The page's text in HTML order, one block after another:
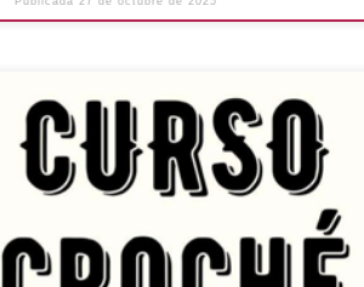
El Ayuntamiento de El Viso (Córdoba) ha recibido
una ayuda económica del Instituto Provincial de
Desarrollo Económico (IPRODECO) para el
proyecto Curso de Croché con el que se va a
realizar unos mantones y capas para el Auto
Sacramental de los Reyes Magos de 2026. El
curso comenzará el […]